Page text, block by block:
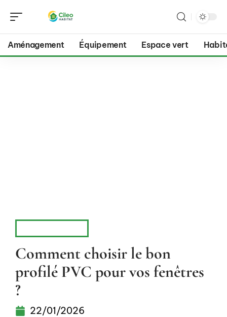
Aménagement Équipement Espace vert
Comment choisir le bon
profilé PVC pour vos fenêtres
?
22/01/2026